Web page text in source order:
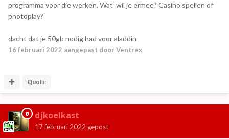
programma voor die werken. Wat wil je ermee? Casino spellen of
photoplay?
dacht dat je 50gb nodig had voor aladdin
16 februari 2022 aangepast door Ventrex
Quote
djkoelkast
17 februari 2022 gepost